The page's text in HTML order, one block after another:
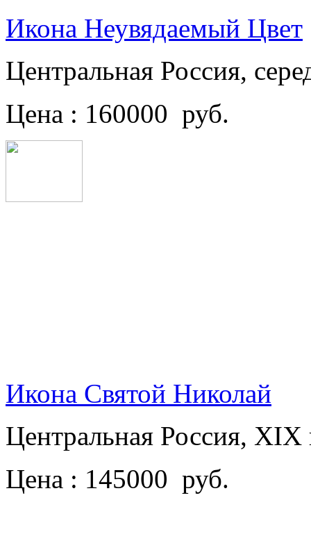
Икона Неувядаемый Цвет
Центральная Россия,
Цена : 160000 руб.
Икона Святой Николай
Центральная Россия,
Цена : 145000 руб.